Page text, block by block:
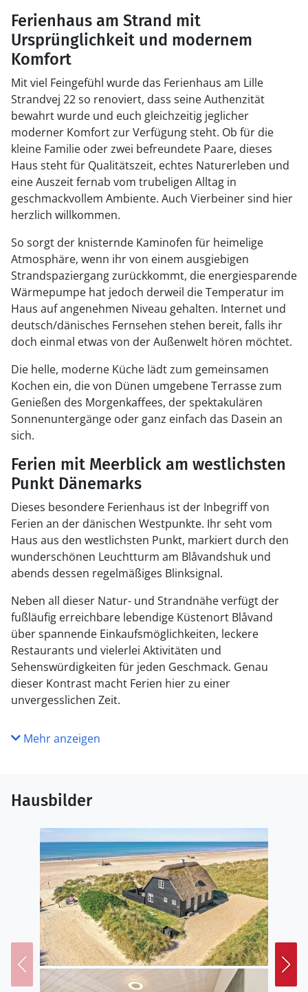
Ferienhaus am Strand mit
Ursprünglichkeit und modernem
Komfort
Mit viel Feingefühl wurde das Ferienhaus am Lille
Strandvej 22 so renoviert, dass seine Authenzität
bewahrt wurde und euch gleichzeitig jeglicher
moderner Komfort zur Verfügung steht. Ob für die
kleine Familie oder zwei befreundete Paare, dieses
Haus steht für Qualitätszeit, echtes Naturerleben und
eine Auszeit fernab vom trubeligen Alltag in
geschmackvollem Ambiente. Auch Vierbeiner sind hier
herzlich willkommen.
So sorgt der knisternde Kaminofen für heimelige
Atmosphäre, wenn ihr von einem ausgiebigen
Strandspaziergang zurückkommt, die energiesparende
Wärmepumpe hat jedoch derweil die Temperatur im
Haus auf angenehmen Niveau gehalten. Internet und
deutsch/dänisches Fernsehen stehen bereit, falls ihr
doch einmal etwas von der Außenwelt hören möchtet.
Die helle, moderne Küche lädt zum gemeinsamen
Kochen ein, die von Dünen umgebene Terrasse zum
Genießen des Morgenkaffees, der spektakulären
Sonnenuntergänge oder ganz einfach das Dasein an
sich.
Ferien mit Meerblick am westlichsten
Punkt Dänemarks
Dieses besondere Ferienhaus ist der Inbegriff von
Ferien an der dänischen Westpunkte. Ihr seht vom
Haus aus den westlichsten Punkt, markiert durch den
wunderschönen Leuchtturm am Blåvandshuk und
abends dessen regelmäßiges Blinksignal.
Neben all dieser Natur- und Strandnähe verfügt der
fußläufig erreichbare lebendige Küstenort Blåvand
über spannende Einkaufsmöglichkeiten, leckere
Restaurants und vielerlei Aktivitäten und
Sehenswürdigkeiten für jeden Geschmack. Genau
dieser Kontrast macht Ferien hier zu einer
unvergesslichen Zeit.
Mehr anzeigen
Hausbilder